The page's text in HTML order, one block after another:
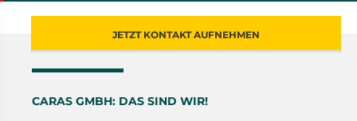
JETZT KONTAKT AUFNEHMEN
CARAS GMBH: DAS SIND WIR!